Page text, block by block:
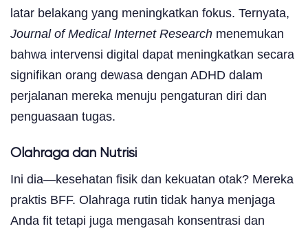
latar belakang yang meningkatkan fokus. Ternyata,
Journal of Medical Internet Research menemukan
bahwa intervensi digital dapat meningkatkan secara
signifikan orang dewasa dengan ADHD dalam
perjalanan mereka menuju pengaturan diri dan
penguasaan tugas.
Olahraga dan Nutrisi
Ini dia—kesehatan fisik dan kekuatan otak? Mereka
praktis BFF. Olahraga rutin tidak hanya menjaga
Anda fit tetapi juga mengasah konsentrasi dan